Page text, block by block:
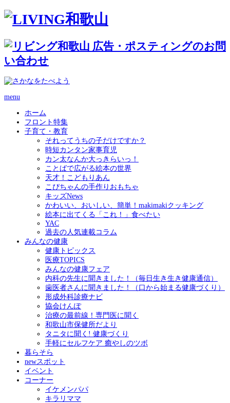
menu
ホーム
フロント特集
子育て・教育
それってうちの子だけですか？
時短カンタン家事育児
カン太なんか大っきらいっ！
ことばで広がる絵本の世界
天才！こどもりあん
こぴちゃんの手作りおもちゃ
キッズNews
かわいい、おいしい、簡単！makimakiクッキング
絵本に出てくる「これ！」食べたい
YAC
過去の人気連載コラム
みんなの健康
健康トピックス
医療TOPICS
みんなの健康フェア
内科の先生に聞きました！（毎日生き生き健康通信）
歯医者さんに聞きました！（口から始まる健康づくり）
形成外科診療ナビ
協会けんぽ
治療の最前線！専門医に聞く
和歌山市保健所だより
タニタに聞く! 健康づくり
手軽にセルフケア 癒やしのツボ
暮らそら
newスポット
イベント
コーナー
イケメンパパ
キラリママ